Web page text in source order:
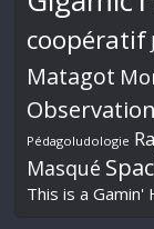
coopératif
Matagot
Observation
Pédagoludologie
Masqué
This is a Gamin'